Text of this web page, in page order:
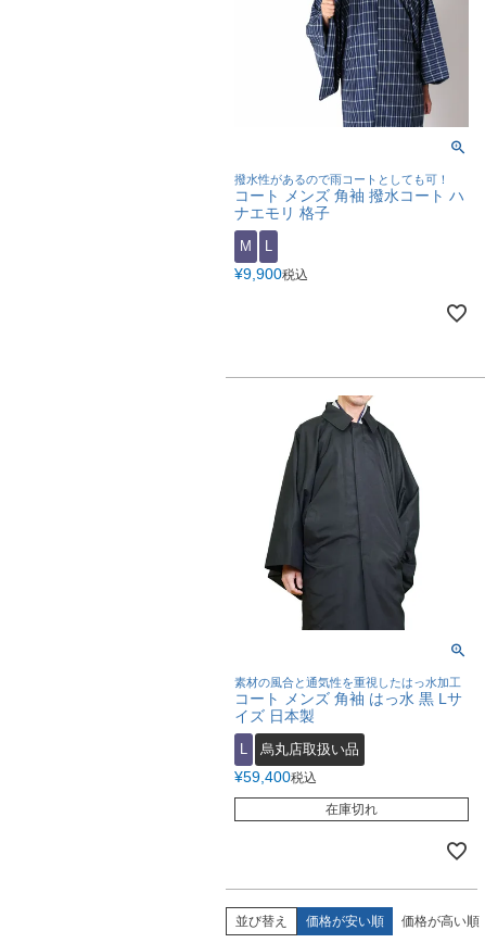
撥水性があるので雨コートとしても可！
コート メンズ 角袖 撥水コート ハ
ナエモリ 格子
M
¥9,900税込
素材の風合と通気性を重視したはっ水加工
コート メンズ 角袖 はっ水 黒 Lサ
イズ 日本製
烏丸店取扱い品
¥59,400税込
在庫切れ
並び替え 価格が安い順 価格が高い順